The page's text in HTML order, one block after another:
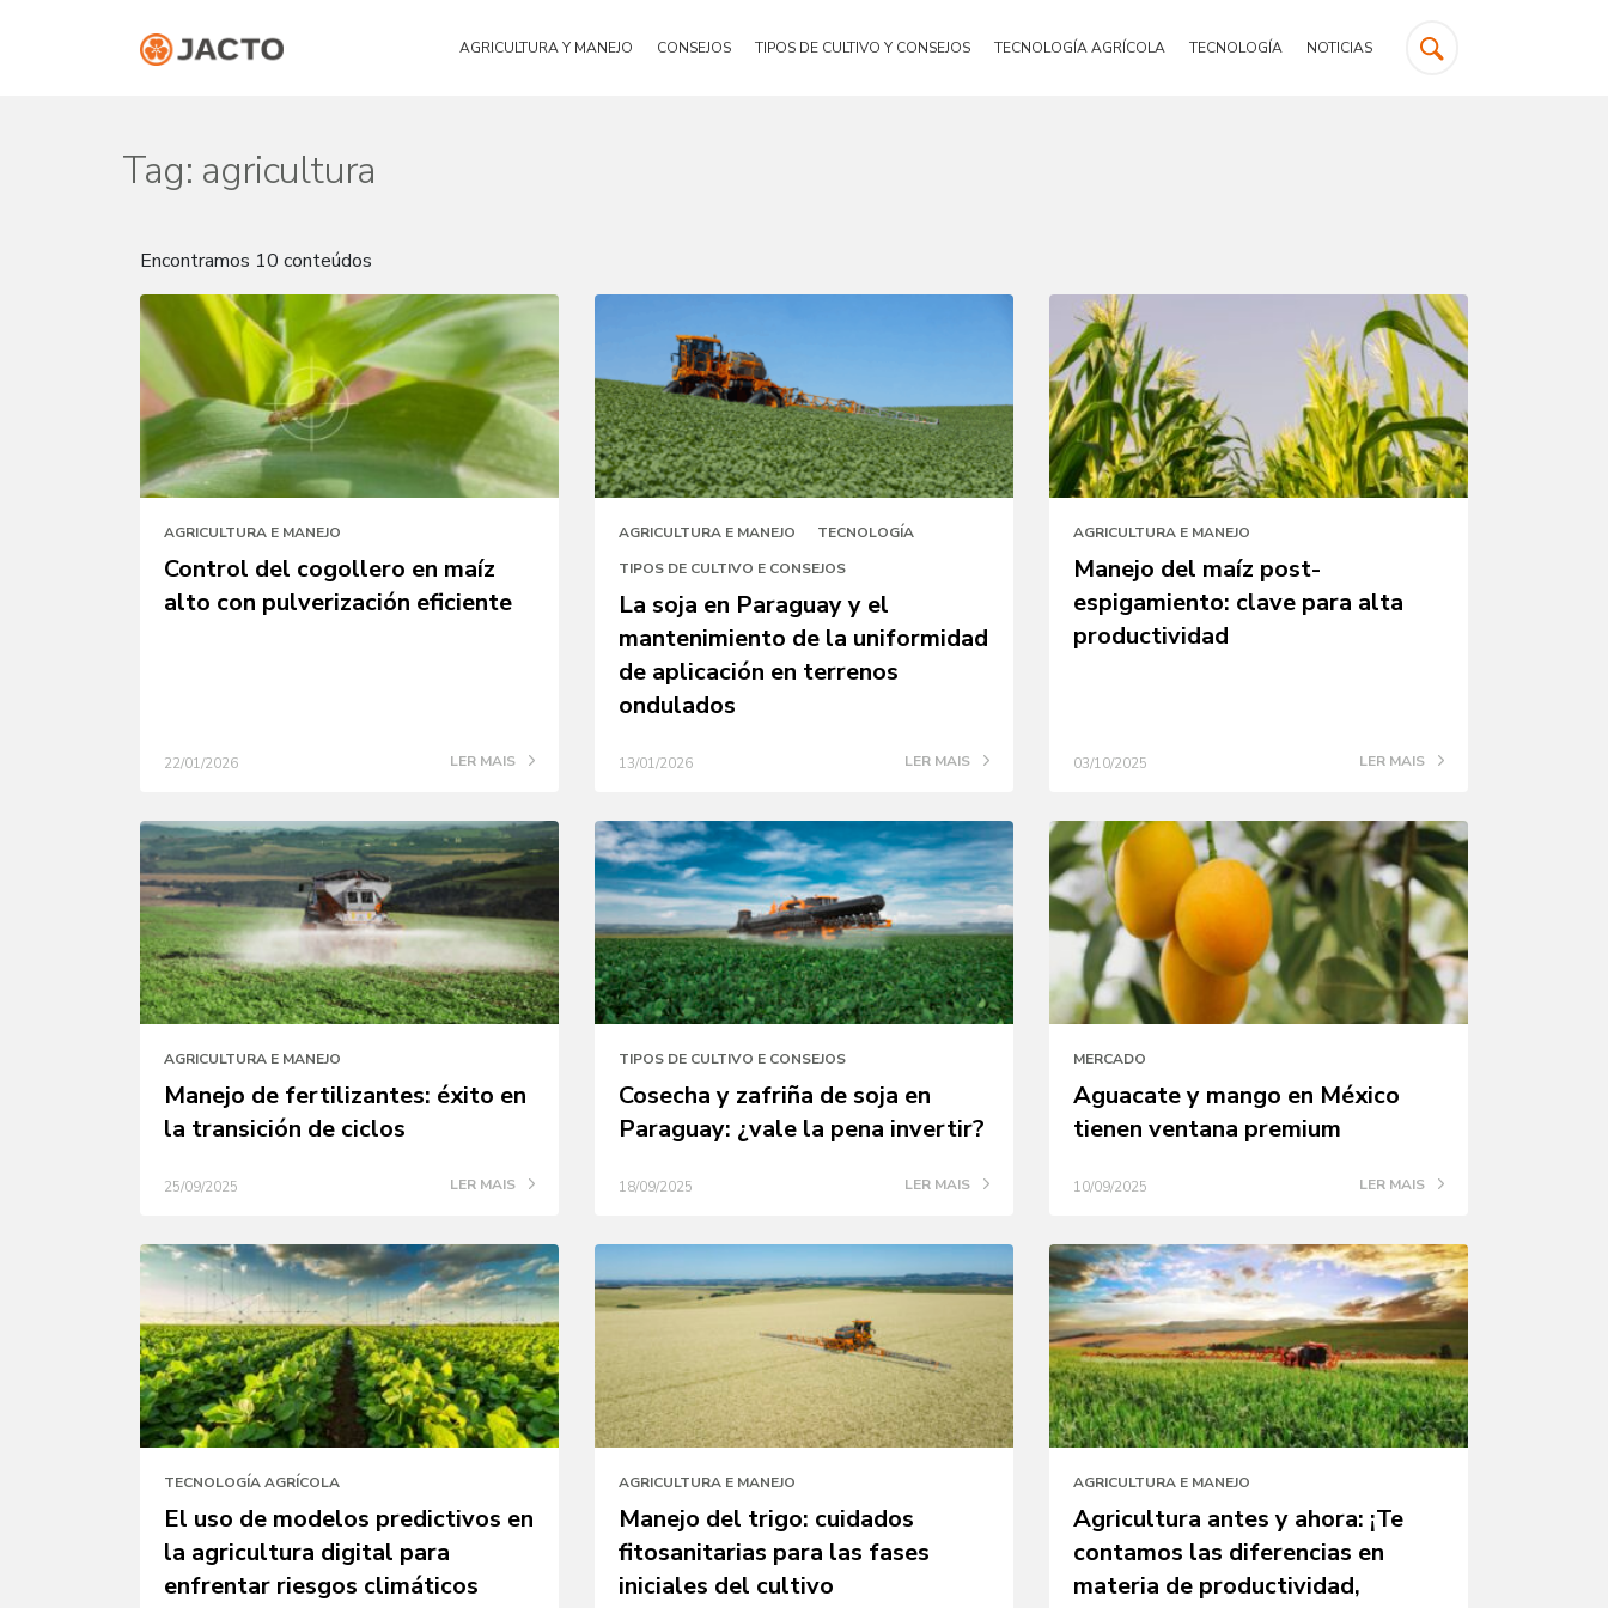
AGRICULTURA Y MANEJO CONSEJOS TIPOS DE CULTIVO Y CONSEJOS TECNOLOGÍA AGRÍCOLA TECNOLOGÍA NOTICIAS
Tag: agricultura
Encontramos 10 conteúdos
AGRICULTURA E MANEJO
Control del cogollero en maíz
alto con pulverización eficiente
22/01/2026 LER MAIS
AGRICULTURA E MANEJO
TECNOLOGÍA
TIPOS DE CULTIVO E CONSEJOS
La soja en Paraguay y el
mantenimiento de la uniformidad
de aplicación en terrenos
ondulados
13/01/2026 LER MAIS
AGRICULTURA E MANEJO
Manejo del maíz post-
espigamiento: clave para alta
productividad
03/10/2025 LER MAIS
AGRICULTURA E MANEJO
Manejo de fertilizantes: éxito en
la transición de ciclos
25/09/2025 LER MAIS
TIPOS DE CULTIVO E CONSEJOS
Cosecha y zafriña de soja en
Paraguay: ¿vale la pena invertir?
18/09/2025 LER MAIS
MERCADO
Aguacate y mango en México
tienen ventana premium
10/09/2025 LER MAIS
TECNOLOGÍA AGRÍCOLA
El uso de modelos predictivos en
la agricultura digital para
enfrentar riesgos climáticos
AGRICULTURA E MANEJO
Manejo del trigo: cuidados
fitosanitarias para las fases
iniciales del cultivo
AGRICULTURA E MANEJO
Agricultura antes y ahora: ¡Te
contamos las diferencias en
materia de productividad,